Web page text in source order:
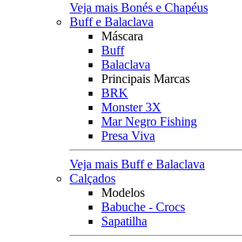
Veja mais Bonés e Chapéus
Buff e Balaclava
Máscara
Buff
Balaclava
Principais Marcas
BRK
Monster 3X
Mar Negro Fishing
Presa Viva
Veja mais Buff e Balaclava
Calçados
Modelos
Babuche - Crocs
Sapatilha